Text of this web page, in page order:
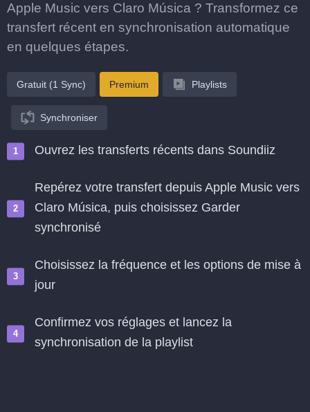
Apple Music vers Claro Música ? Transformez ce
transfert récent en synchronisation automatique
en quelques étapes.
Gratuit (1 Sync) Premium Playlists
Synchroniser
Ouvrez les transferts récents dans Soundiiz
Repérez votre transfert depuis Apple Music vers
Claro Música, puis choisissez Garder
synchronisé
Choisissez la fréquence et les options de mise à
jour
Confirmez vos réglages et lancez la
synchronisation de la playlist